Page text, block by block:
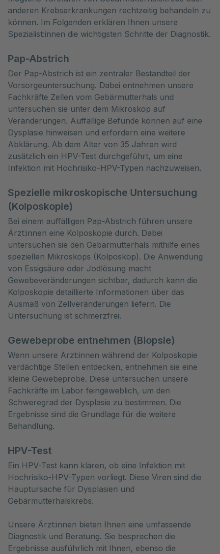
anderen Krebserkrankungen rechtzeitig behandeln zu
können. Im Folgenden erklären Ihnen unsere
Spezialist:innen die wichtigsten Schritte der Diagnostik.
Pap-Abstrich
Der Pap-Abstrich ist ein zentraler Bestandteil der
Vorsorgeuntersuchung. Dabei entnehmen unsere
Fachkräfte Zellen vom Gebärmutterhals und
untersuchen sie unter dem Mikroskop auf
Veränderungen. Auffällige Befunde können auf eine
Dysplasie hinweisen und erfordern eine weitere
Abklärung. Ab dem Alter von 35 Jahren wird
zusätzlich ein HPV-Test durchgeführt, um eine
Infektion mit Hochrisiko-HPV-Typen nachzuweisen.
Spezielle mikroskopische Untersuchung
(Kolposkopie)
Bei einem auffälligen Pap-Abstrich führen unsere
Ärzt:innen eine Kolposkopie durch. Dabei
untersuchen sie den Gebärmutterhals mithilfe eines
speziellen Mikroskops (Kolposkop). Die Anwendung
von Essigsäure oder Jodlösung macht
Gewebeveränderungen sichtbar, dadurch kann die
Kolposkopie detaillierte Informationen über das
Ausmaß von Zellveränderungen liefern. Die
Untersuchung ist schmerzfrei.
Gewebeprobe entnehmen (Biopsie)
Wenn unsere Ärzt:innen während der Kolposkopie
verdächtige Stellen entdecken, entnehmen sie eine
kleine Gewebeprobe. Diese untersuchen unsere
Fachkräfte im Labor feingeweblich, um den
Schweregrad der Dysplasie zu bestimmen. Die
Ergebnisse sind die Grundlage für die weitere
Behandlung.
HPV-Test
Ein HPV-Test kann klären, ob eine Infektion mit
Hochrisiko-HPV-Typen vorliegt. Diese Viren sind die
Hauptursache für Dysplasien und
Gebärmutterhalskrebs.
Unsere Ärzt:innen bieten Ihnen eine umfassende
Diagnostik und Beratung. Sie besprechen die
Ergebnisse ausführlich mit Ihnen, ebenso die